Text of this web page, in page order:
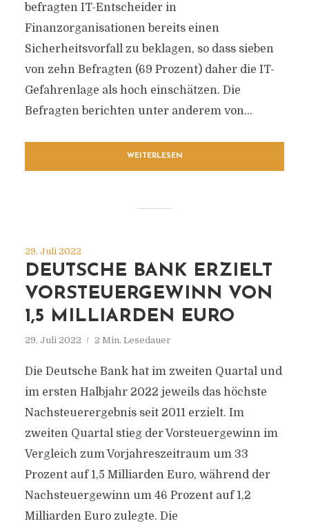
befragten IT-Entscheider in
Finanzorganisationen bereits einen
Sicherheitsvorfall zu beklagen, so dass sieben
von zehn Befragten (69 Prozent) daher die IT-
Gefahrenlage als hoch einschätzen. Die
Befragten berichten unter anderem von...
WEITERLESEN
29. Juli 2022
DEUTSCHE BANK ERZIELT
VORSTEUERGEWINN VON
1,5 MILLIARDEN EURO
29. Juli 2022 2 Min. Lesedauer
Die Deutsche Bank hat im zweiten Quartal und
im ersten Halbjahr 2022 jeweils das höchste
Nachsteuerergebnis seit 2011 erzielt. Im
zweiten Quartal stieg der Vorsteuergewinn im
Vergleich zum Vorjahreszeitraum um 33
Prozent auf 1,5 Milliarden Euro, während der
Nachsteuergewinn um 46 Prozent auf 1,2
Milliarden Euro zulegte. Die